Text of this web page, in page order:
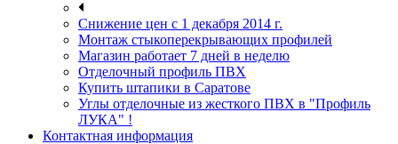
Снижение цен с 1 декабря 2014 г.
Монтаж стыкоперекрывающих профилей
Магазин работает 7 дней в неделю
Отделочный профиль ПВХ
Купить штапики в Саратове
Углы отделочные из жесткого ПВХ в "Профиль
ЛУКА" !
Контактная информация